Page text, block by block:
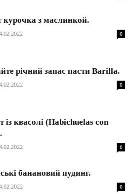
курочка з маслинкой.
0
річний запас пасти Barilla.
0
із квасолі (Habichuelas con
0
банановий пудинг.
0